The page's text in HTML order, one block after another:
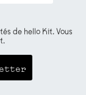
de hello Kit. Vous